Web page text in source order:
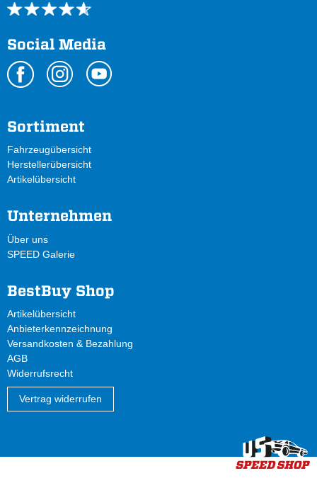
Social Media
Sortiment
Fahrzeugübersicht
Herstellerübersicht
Artikelübersicht
Unternehmen
Über uns
SPEED Galerie
BestBuy Shop
Artikelübersicht
Anbieterkennzeichnung
Versandkosten & Bezahlung
AGB
Widerrufsrecht
Vertrag widerrufen